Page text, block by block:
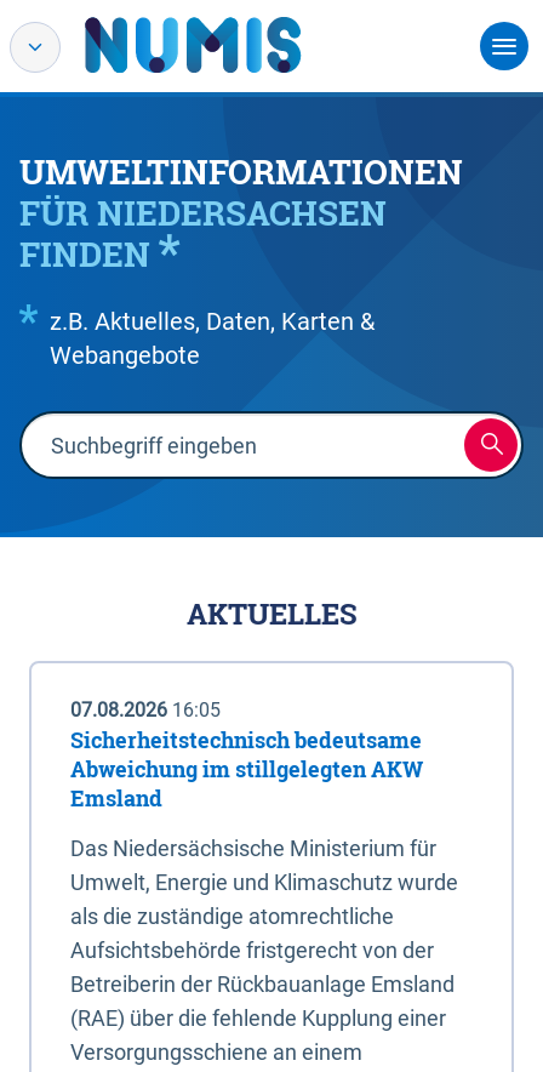
UMWELTINFORMATIONEN
FÜR NIEDERSACHSEN
FINDEN
z.B. Aktuelles, Daten, Karten &
Webangebote
AKTUELLES
07.08.2026 16:05
Sicherheitstechnisch bedeutsame
Abweichung im stillgelegten AKW
Emsland
Das Niedersächsische Ministerium für
Umwelt, Energie und Klimaschutz wurde
als die zuständige atomrechtliche
Aufsichtsbehörde fristgerecht von der
Betreiberin der Rückbauanlage Emsland
(RAE) über die fehlende Kupplung einer
Versorgungsschiene an einem